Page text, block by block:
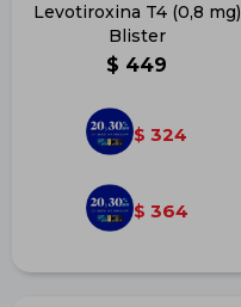
Levotiroxina T4 (0,8 mg)
Blister
$ 449
$ 324
$ 364